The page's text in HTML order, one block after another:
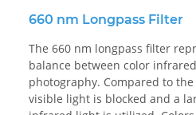
660 nm Longpass Filter
The 660 nm longpass filter
balance between color
photography. Compared to
visible light is blocked and a